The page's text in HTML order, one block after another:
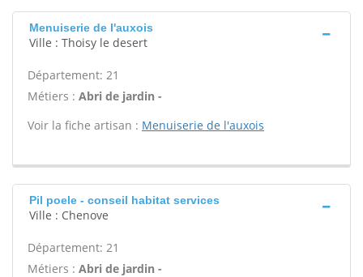
Menuiserie de l'auxois
Ville : Thoisy le desert
Département: 21
Métiers : Abri de jardin -
Voir la fiche artisan : Menuiserie de l'auxois
Pil poele - conseil habitat services
Ville : Chenove
Département: 21
Métiers : Abri de jardin -